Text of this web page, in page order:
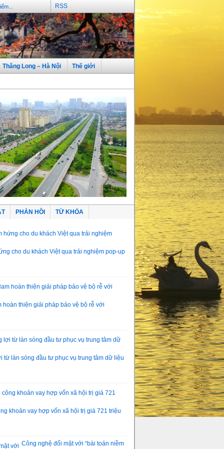
RSS
Thăng Long – Hà Nội Thế giới
PHẢN HỒI TỪ KHÓA
cho du khách Việt qua trải nghiệm pop-up
hoàn thiện giải pháp bảo vệ bộ rễ với
từ làn sóng đầu tư phục vụ trung tâm dữ liệu
khoản vay hợp vốn xã hội trị giá 721 triệu
Công nghệ đối mặt với “bài toán niềm